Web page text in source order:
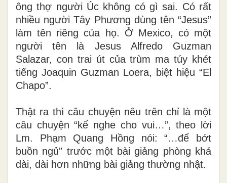
ông thợ người Úc không có gì sai. Có rất
nhiều người Tây Phương dùng tên “Jesus”
làm tên riêng của họ. Ở Mexico, có một
người tên là Jesus Alfredo Guzman
Salazar, con trai út của trùm ma túy khét
tiếng Joaquin Guzman Loera, biệt hiệu “El
Chapo”.
Thật ra thì câu chuyện nêu trên chỉ là một
câu chuyện “kể nghe cho vui…”, theo lời
Lm. Phạm Quang Hồng nói: “…để bớt
buồn ngủ” trước một bài giảng phòng khá
dài, dài hơn những bài giảng thường nhật.